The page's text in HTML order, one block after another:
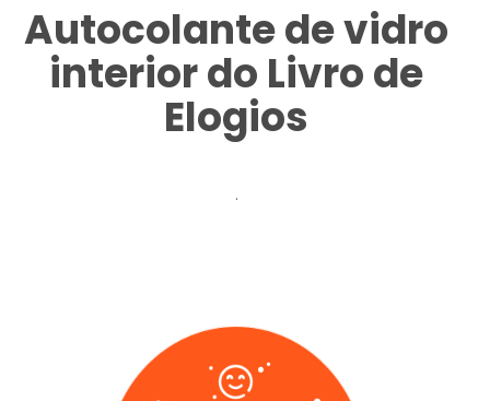
Autocolante de vidro
interior do Livro de
Elogios
.